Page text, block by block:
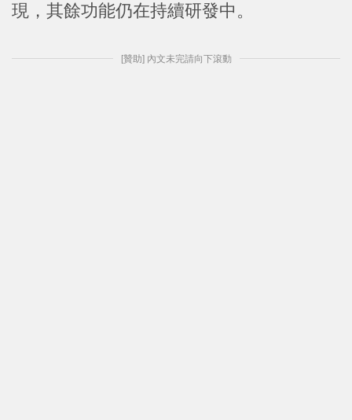
現，其餘功能仍在持續研發中。
[贊助] 內文未完請向下滾動